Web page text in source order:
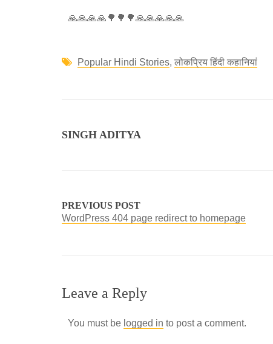
🙏🙏🙏🙏🌳🌳🌳🙏🙏🙏🙏🙏
Popular Hindi Stories, लोकप्रिय हिंदी कहानियां
SINGH ADITYA
PREVIOUS POST
WordPress 404 page redirect to homepage
Leave a Reply
You must be logged in to post a comment.